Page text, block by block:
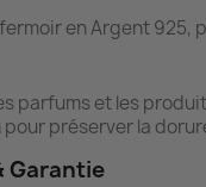
en Argent 925,
parfums et les
préserver la
Garantie